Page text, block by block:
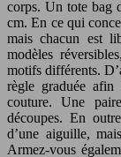
corps. Un tote bag
cm. En ce qui
mais chacun est
modèles
motifs différents.
règle graduée
couture. Une
découpes. En
d’une aiguille,
Armez-vous